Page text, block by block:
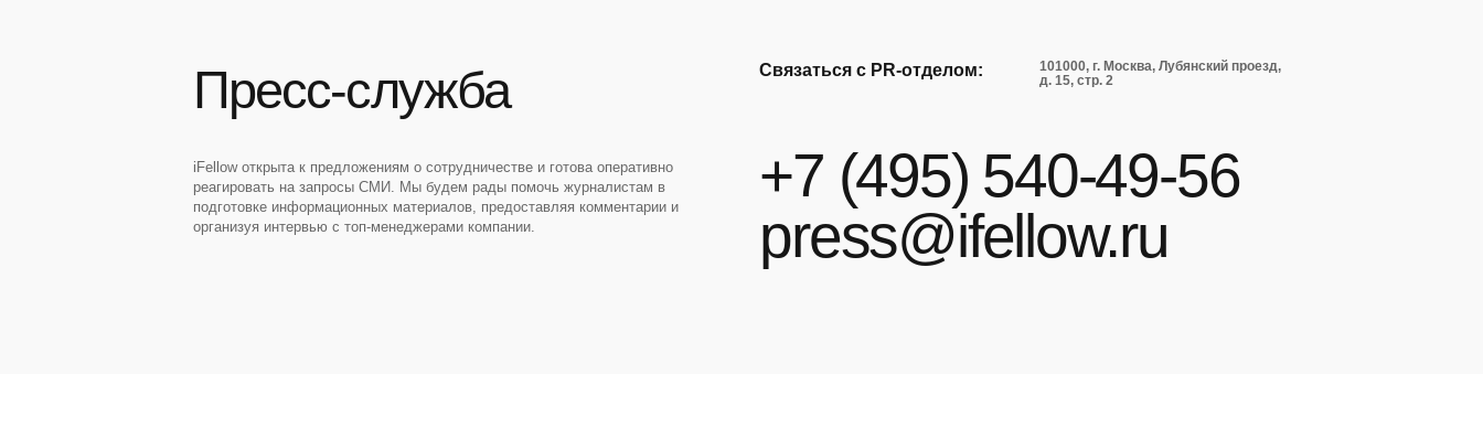
Пресс-служба
iFellow открыта к предложениям о сотрудничестве и готова оперативно
реагировать на запросы СМИ. Мы будем рады помочь журналистам в
подготовке информационных материалов, предоставляя комментарии и
организуя интервью с топ-менеджерами компании.
Связаться с PR-отделом:
101000, г. Москва, Лубянский проезд,
д. 15, стр. 2
+7 (495) 540-49-56
press@ifellow.ru